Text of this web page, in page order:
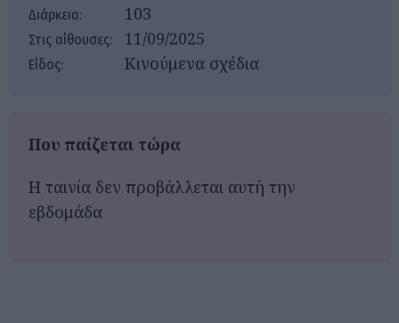
Διάρκεια: 103
Στις αίθουσες: 11/09/2025
Είδος: Κινούμενα σχέδια
Που παίζεται τώρα
Η ταινία δεν προβάλλεται αυτή την
εβδομάδα